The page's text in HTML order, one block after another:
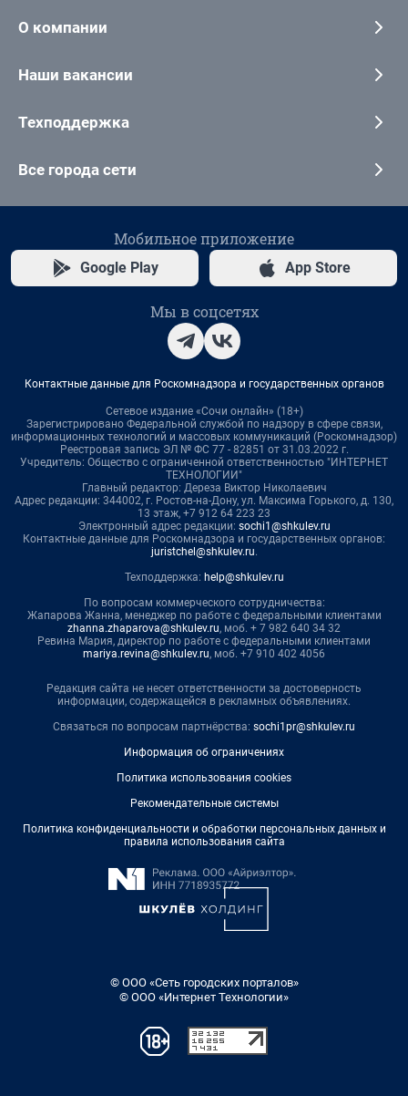
О компании
Наши вакансии
Техподдержка
Все города сети
Мобильное приложение
Google Play App Store
Мы в соцсетях
Контактные данные для Роскомнадзора и государственных органов
Сетевое издание «Сочи онлайн» (18+)
Зарегистрировано Федеральной службой по надзору в сфере связи,
информационных технологий и массовых коммуникаций (Роскомнадзор)
Реестровая запись ЭЛ № ФС 77 - 82851 от 31.03.2022 г.
Учредитель: Общество с ограниченной ответственностью "ИНТЕРНЕТ
ТЕХНОЛОГИИ"
Главный редактор: Дереза Виктор Николаевич
Адрес редакции: 344002, г. Ростов-на-Дону, ул. Максима Горького, д. 130,
13 этаж, +7 912 64 223 23
Электронный адрес редакции: sochi1@shkulev.ru
Контактные данные для Роскомнадзора и государственных органов:
juristchel@shkulev.ru.
Техподдержка: help@shkulev.ru
По вопросам коммерческого сотрудничества:
Жапарова Жанна, менеджер по работе с федеральными клиентами
zhanna.zhaparova@shkulev.ru, моб. + 7 982 640 34 32
Ревина Мария, директор по работе с федеральными клиентами
mariya.revina@shkulev.ru, моб. +7 910 402 4056
Редакция сайта не несет ответственности за достоверность
информации, содержащейся в рекламных объявлениях.
Связаться по вопросам партнёрства: sochi1pr@shkulev.ru
Информация об ограничениях
Политика использования cookies
Рекомендательные системы
Политика конфиденциальности и обработки персональных данных и
правила использования сайта
© ООО «Сеть городских порталов»
© ООО «Интернет Технологии»